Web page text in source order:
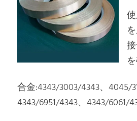
合金:4343/3003/4343、4045/
4343/6951/4343、4343/6061/